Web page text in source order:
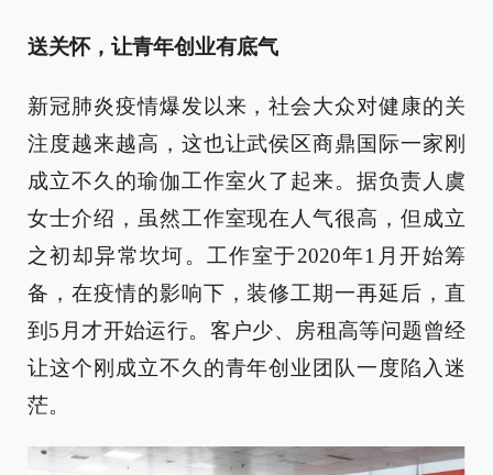
送关怀，让青年创业有底气
新冠肺炎疫情爆发以来，社会大众对健康的关
注度越来越高，这也让武侯区商鼎国际一家刚
成立不久的瑜伽工作室火了起来。据负责人虞
女士介绍，虽然工作室现在人气很高，但成立
之初却异常坎坷。工作室于2020年1月开始筹
备，在疫情的影响下，装修工期一再延后，直
到5月才开始运行。客户少、房租高等问题曾经
让这个刚成立不久的青年创业团队一度陷入迷
茫。